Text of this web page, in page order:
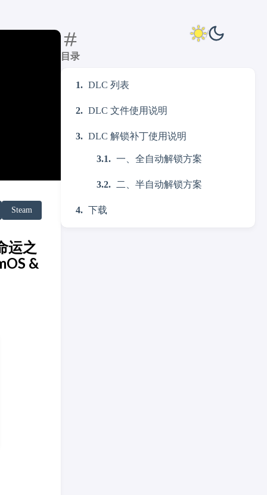
目录
DLC 列表
DLC 文件使用说明
DLC 解锁补丁使用说明
一、全自动解锁方案
二、半自动解锁方案
下载
Steam
运之
&